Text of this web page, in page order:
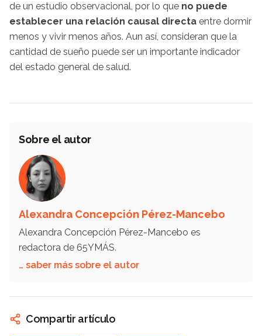
de un estudio observacional, por lo que no puede
establecer una relación causal directa entre dormir
menos y vivir menos años. Aun así, consideran que la
cantidad de sueño puede ser un importante indicador
del estado general de salud.
Sobre el autor
Alexandra Concepción Pérez-Mancebo
Alexandra Concepción Pérez-Mancebo es
redactora de 65YMÁS.
… saber más sobre el autor
Compartir artículo